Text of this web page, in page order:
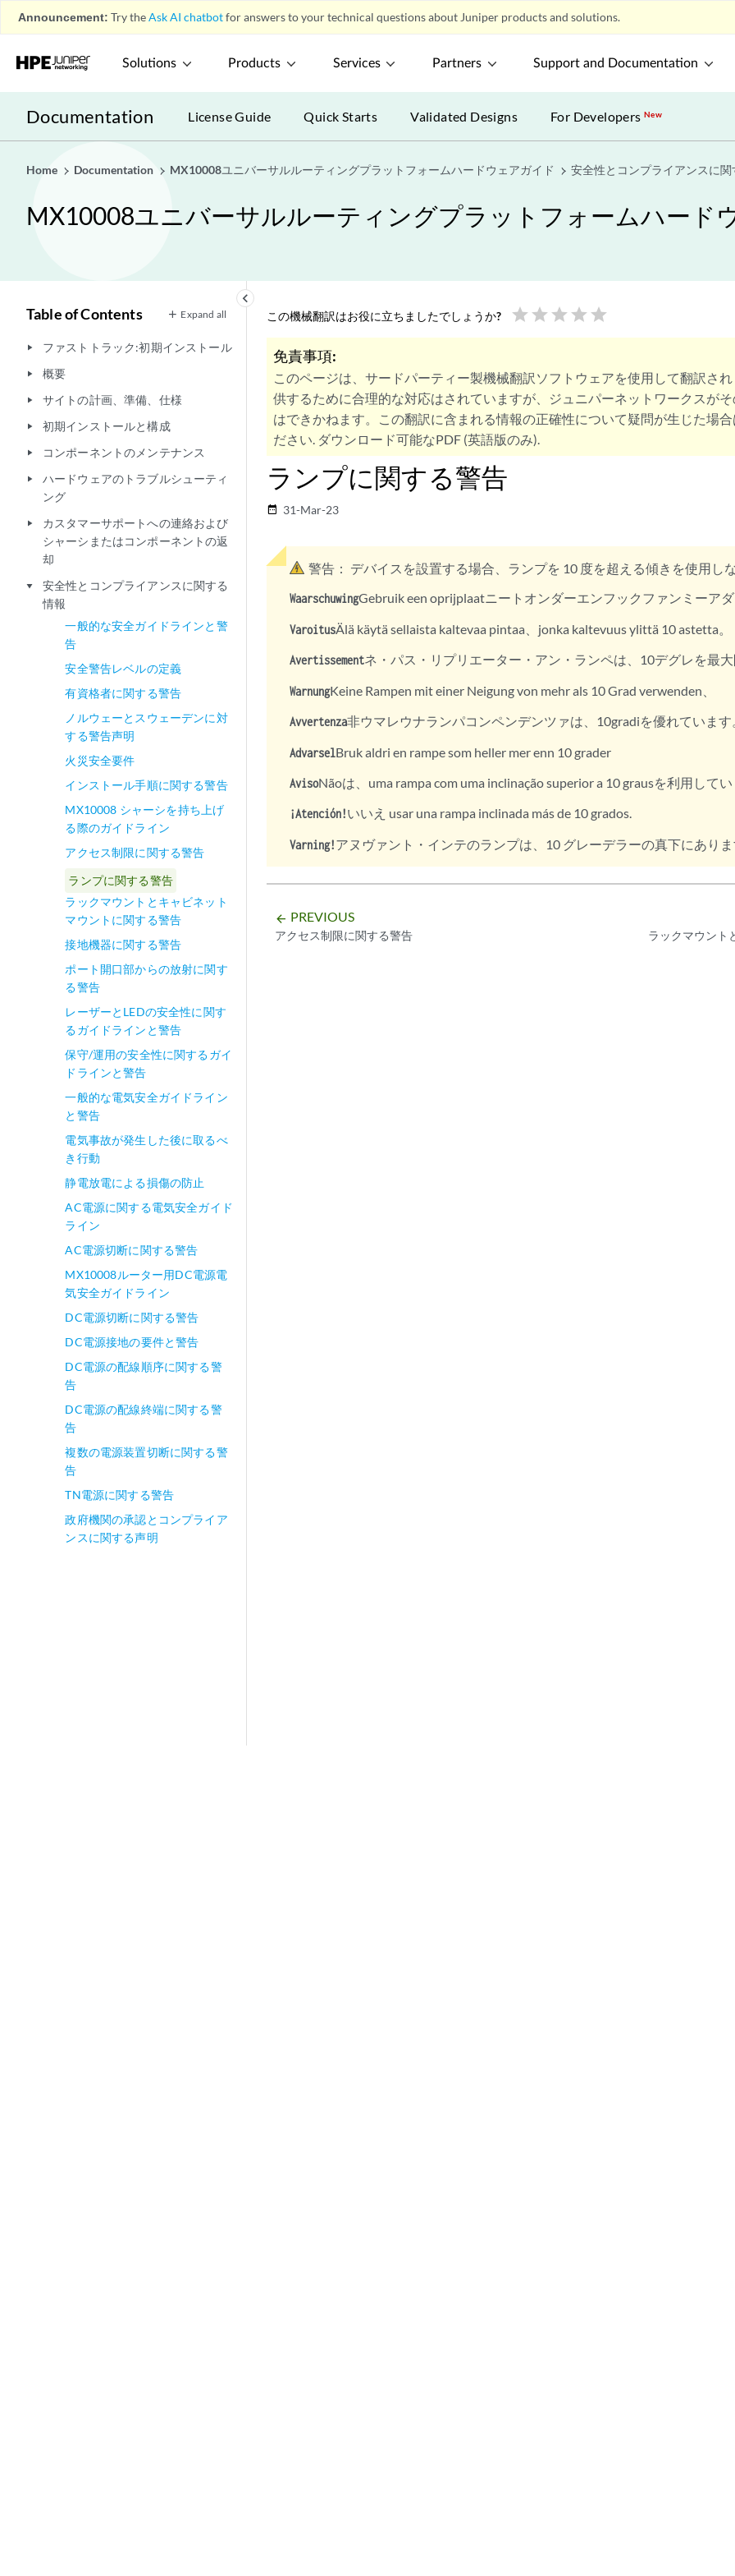
Announcement: Try theAsk AI chatbotfor answers to your technical questions about Juniper products and solutions.
Solutions Products Services Partners Support and Documentation
Documentation License Guide Quick Starts Validated Designs For DevelopersNew
Home Documentation MX10008ユニバーサルルーティングプラットフォームハードウェアガイド 安全性とコンプライアンスに関
MX10008ユニバーサルルーティングプラットフォームハード
keyboard_arrow_left
Table of Contents Expand all
play_arrow ファストトラック:初期インストール
play_arrow 概要
play_arrow サイトの計画、準備、仕様
play_arrow 初期インストールと構成
play_arrow コンポーネントのメンテナンス
play_arrow
ハードウェアのトラブルシューティ
ング
play_arrow
カスタマーサポートへの連絡および
シャーシまたはコンポーネントの返
却
play_arrow
安全性とコンプライアンスに関する
情報
一般的な安全ガイドラインと警
告
安全警告レベルの定義
有資格者に関する警告
ノルウェーとスウェーデンに対
する警告声明
火災安全要件
インストール手順に関する警告
MX10008 シャーシを持ち上げ
る際のガイドライン
アクセス制限に関する警告
ランプに関する警告
ラックマウントとキャビネット
マウントに関する警告
接地機器に関する警告
ポート開口部からの放射に関す
る警告
レーザーとLEDの安全性に関す
るガイドラインと警告
保守/運用の安全性に関するガイ
ドラインと警告
一般的な電気安全ガイドライン
と警告
電気事故が発生した後に取るべ
き行動
静電放電による損傷の防止
AC電源に関する電気安全ガイド
ライン
AC電源切断に関する警告
MX10008ルーター用DC電源電
気安全ガイドライン
DC電源切断に関する警告
DC電源接地の要件と警告
DC電源の配線順序に関する警
告
DC電源の配線終端に関する警
告
複数の電源装置切断に関する警
告
TN電源に関する警告
政府機関の承認とコンプライア
ンスに関する声明
この機械翻訳はお役に立ちましたでしょうか? star star star star star
免責事項:
このページは、サードパーティー製機械翻訳ソフトウェアを使用して翻訳さ
供するために合理的な対応はされていますが、ジュニパーネットワークスが
はできかねます。この翻訳に含まれる情報の正確性について疑問が生じた場
ださい. ダウンロード可能なPDF (英語版のみ).
ランプに関する警告
date_range 31-Mar-23
警告： デバイスを設置する場合、ランプを 10 度を超える傾きを使用し
WaarschuwingGebruik een oprijplaatニートオンダーエンフックファンミーア
VaroitusÄlä käytä sellaista kaltevaa pintaa、jonka kaltevuus ylittä 10 astetta。
Avertissementネ・パス・リプリエーター・アン・ランペは、10デグレを最
WarnungKeine Rampen mit einer Neigung von mehr als 10 Grad verwenden、
Avvertenza非ウマレウナランパコンペンデンツァは、10gradiを優れています
AdvarselBruk aldri en rampe som heller mer enn 10 grader
AvisoNãoは、uma rampa com uma inclinação superior a 10 grausを利用して
¡Atención!いいえ usar una rampa inclinada más de 10 grados.
Varning!アヌヴァント・インテのランプは、10 グレーデラーの真下にあり
arrow_backward PREVIOUS
アクセス制限に関する警告 ラックマウント